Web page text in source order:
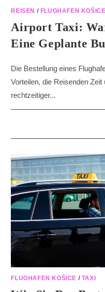
REISEN / FLUGHAFEN KOŠICE
Airport Taxi:
Eine Geplante
Die Bestellung eines
Vorteilen, die Reisenden
rechtzeitiger...
FLUGHAFEN KOŠICE / TAXI